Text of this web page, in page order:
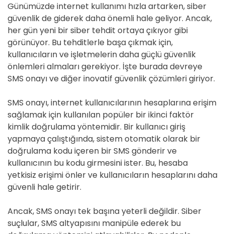
Günümüzde internet kullanımı hızla artarken, siber
güvenlik de giderek daha önemli hale geliyor. Ancak,
her gün yeni bir siber tehdit ortaya çıkıyor gibi
görünüyor. Bu tehditlerle başa çıkmak için,
kullanıcıların ve işletmelerin daha güçlü güvenlik
önlemleri almaları gerekiyor. İşte burada devreye
SMS onayı ve diğer inovatif güvenlik çözümleri giriyor.
SMS onayı, internet kullanıcılarının hesaplarına erişim
sağlamak için kullanılan popüler bir ikinci faktör
kimlik doğrulama yöntemidir. Bir kullanıcı giriş
yapmaya çalıştığında, sistem otomatik olarak bir
doğrulama kodu içeren bir SMS gönderir ve
kullanıcının bu kodu girmesini ister. Bu, hesaba
yetkisiz erişimi önler ve kullanıcıların hesaplarını daha
güvenli hale getirir.
Ancak, SMS onayı tek başına yeterli değildir. Siber
suçlular, SMS altyapısını manipüle ederek bu